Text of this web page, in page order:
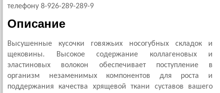
телефону 8-926-289-289-9
Описание
Высушенные кусочки говяжьих носогубных складок и
щековины.
Высокое содержание коллагеновых и
эластиновых волокон обеспечивает поступление в
организм незаменимых компонентов для роста и
поддержания качества хрящевой ткани суставов вашего